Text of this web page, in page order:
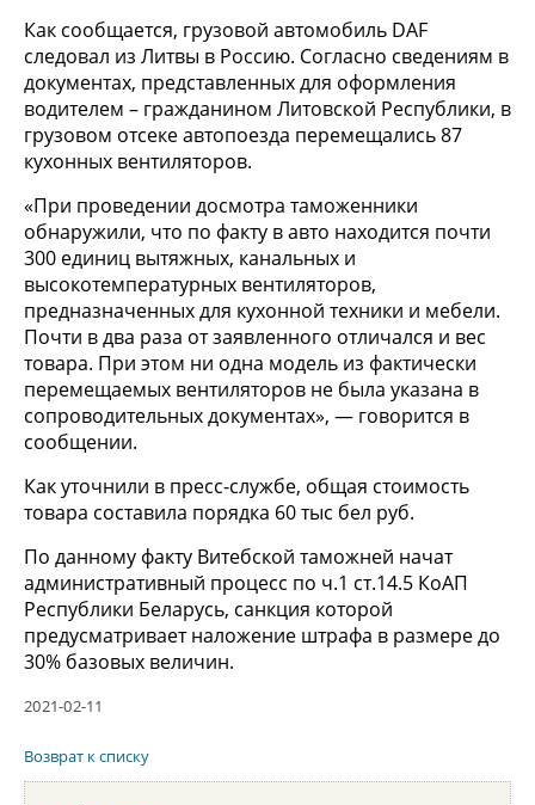
Как сообщается, грузовой автомобиль DАF
следовал из Литвы в Россию. Согласно сведениям в
документах, представленных для оформления
водителем – гражданином Литовской Республики, в
грузовом отсеке автопоезда перемещались 87
кухонных вентиляторов.
«При проведении досмотра таможенники
обнаружили, что по факту в авто находится почти
300 единиц вытяжных, канальных и
высокотемпературных вентиляторов,
предназначенных для кухонной техники и мебели.
Почти в два раза от заявленного отличался и вес
товара. При этом ни одна модель из фактически
перемещаемых вентиляторов не была указана в
сопроводительных документах», — говорится в
сообщении.
Как уточнили в пресс-службе, общая стоимость
товара составила порядка 60 тыс бел руб.
По данному факту Витебской таможней начат
административный процесс по ч.1 ст.14.5 КоАП
Республики Беларусь, санкция которой
предусматривает наложение штрафа в размере до
30% базовых величин.
2021-02-11
Возврат к списку